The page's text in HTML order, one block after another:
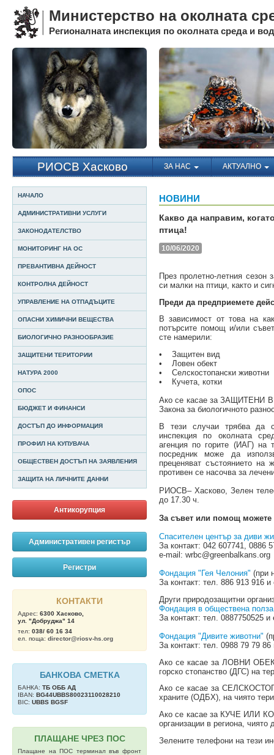
Министерство на околната
Регионалната инспекция по околната среда и
РИОСВ Хасково ЗА НАС АКТУАЛНО
НАЧАЛО
АДМИНИСТРАТИВНИ УСЛУГИ
ЗАКОНОДАТЕЛСТВО
МОНИТОРИНГ НА ОС
ПРЕВАНТИВНА ДЕЙНОСТ
КОНТРОЛНА ДЕЙНОСТ
УПРАВЛЕНИЕ НА ОТПАДЪЦИТЕ
ОПАСНИ ХИМИЧНИ ВЕЩЕСТВА
БИОЛОГИЧНО РАЗНООБРАЗИЕ
ЗАЩИТЕНИ ТЕРИТОРИИ
НАТУРА 2000
ОПОС
БЮДЖЕТ И ФИНАНСИ
ДОСТЪП ДО ИНФОРМАЦИЯ
ПРОФИЛ НА КУПУВАЧА
ОБЩЕСТВЕН ДОСТЪП НА ЗАЯВЛЕНИЯ
ЗАЩИТА НА ЛИЧНИТЕ ДАННИ
Антикорупция
Административен регистър
Регистри
КОНТАКТИ
Адрес: 6300 Хасково,
ул. "Добруджа" 14
тел: 038/ 60 16 34
ел. поща: director@riosv-hs.org
БАНКОВА СМЕТКА
БАНКА: ТБ OББ АД
IBAN: BG44UBBS80023110028210
BIC: UBBS BGSF
ПЛАЩАНЕ ЧРЕЗ ПОС
Плащане на ПОС терминал във фронт
НОВИНИ
Какво да направим,
птица!
10/06/2020
През пролетно-летния сезон
си малки на птици, както и
Преди да предприемете
В зависимост от това на
потърсите помощ и/или
сте намерили:
• Защитен вид
• Ловен обект
• Селскостопански животни
• Кучета, котки
Ако се касае за ЗАЩИТЕНИ
Закона за биологичното
В тези случаи трябва да
инспекция по околната
агенция по горите (ИАГ) на
посредник може да
преценяват състоянието
противен се насочва за
РИОСВ– Хасково, Зелен
до 17.30 ч.
За съвет или помощ
Спасителен център за диви
За контакт: 042 607741, 0886
е-mail: wrbc@greenbalkans.org
Фондация "Гея Челония" (при
За контакт: тел. 886 913 916
Други природозащитни
Фондация в обществена
За контакт: тел. 0887750525
Фондация "Дивите животни"
За контакт: тел. 0988 79 79
Ако се касае за ЛОВНИ
горско стопанство (ДГС) на
Ако се касае за
храните (ОДБХ), на чиято
Ако се касае за КУЧЕ ИЛИ
организации в региона,
Зелените телефони на тези